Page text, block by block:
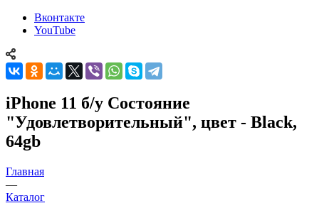
Вконтакте
YouTube
iPhone 11 б/у Состояние
"Удовлетворительный", цвет - Black,
64gb
Главная
—
Каталог